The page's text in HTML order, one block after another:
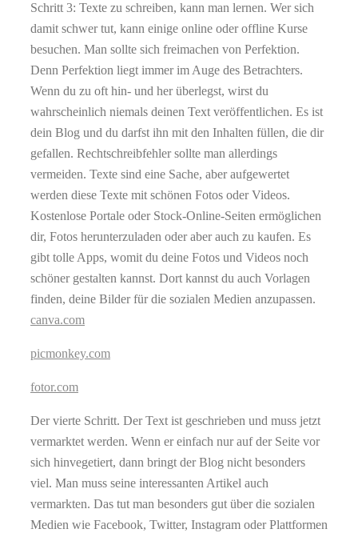
Schritt 3: Texte zu schreiben, kann man lernen. Wer sich
damit schwer tut, kann einige online oder offline Kurse
besuchen. Man sollte sich freimachen von Perfektion.
Denn Perfektion liegt immer im Auge des Betrachters.
Wenn du zu oft hin- und her überlegst, wirst du
wahrscheinlich niemals deinen Text veröffentlichen. Es ist
dein Blog und du darfst ihn mit den Inhalten füllen, die dir
gefallen. Rechtschreibfehler sollte man allerdings
vermeiden. Texte sind eine Sache, aber aufgewertet
werden diese Texte mit schönen Fotos oder Videos.
Kostenlose Portale oder Stock-Online-Seiten ermöglichen
dir, Fotos herunterzuladen oder aber auch zu kaufen. Es
gibt tolle Apps, womit du deine Fotos und Videos noch
schöner gestalten kannst. Dort kannst du auch Vorlagen
finden, deine Bilder für die sozialen Medien anzupassen.
canva.com
picmonkey.com
fotor.com
Der vierte Schritt. Der Text ist geschrieben und muss jetzt
vermarktet werden. Wenn er einfach nur auf der Seite vor
sich hinvegetiert, dann bringt der Blog nicht besonders
viel. Man muss seine interessanten Artikel auch
vermarkten. Das tut man besonders gut über die sozialen
Medien wie Facebook, Twitter, Instagram oder Plattformen